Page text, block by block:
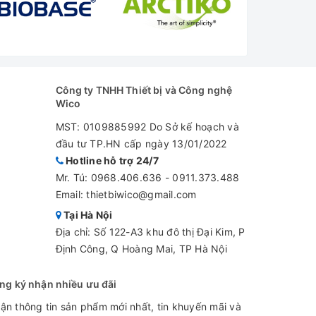
lít để khách hàng lựa chọn:
Nghiệp 3400 độ C KTR 3400/B500
Nghiệp 4600 độ C KTR 4600/B500
Nghiệp 1000 độ C KTR 1000/B500
Nghiệp 1000 độ C KTR 1000/B500
Nghiệp 1000 độ C KTR 1000/B500
Nghiệp 1000 độ C KTR 1000/B500
KTR 2300 KTR 3100
Công ty TNHH Thiết bị và Công nghệ
Wico
MST: 0109885992 Do Sở kế hoạch và
đầu tư TP.HN cấp ngày 13/01/2022
Hotline hỗ trợ 24/7
Mr. Tú: 0968.406.636 -0911.373.488
Email: thietbiwico@gmail.com
Tại Hà Nội
Địa chỉ: Số 122-A3 khu đô thị Đại Kim, P
Định Công, Q Hoàng Mai, TP Hà Nội
ký nhận nhiều ưu đãi
thông tin sản phẩm mới nhất, tin khuyến mãi và